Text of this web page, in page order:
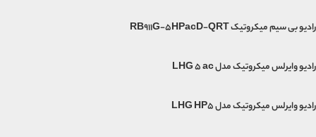
رادیو بی سیم میکروتیک RB911G-5HPacD-QRT
رادیو وایرلس میکروتیک مدل LHG 5 ac
رادیو وایرلس میکروتیک مدل LHG HP5